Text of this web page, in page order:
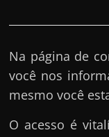
Na página de
você nos
mesmo você
O acesso é